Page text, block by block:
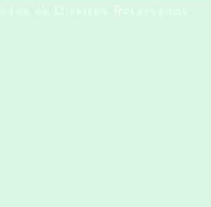
os Direitos Reservados